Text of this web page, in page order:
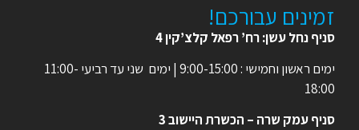
זמינים עבורכם!
סניף נחל עשן: רח’ רפאל קלצ’קין 4
ימים ראשון וחמישי : 9:00-15:00 | ימים שני עד רביעי 11:00-
18:00
סניף עמק שרה – הכשרת היישוב 3